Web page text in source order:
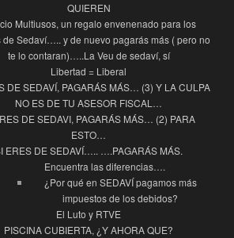
QUIEREN
Multiusos, un regalo envenenado para los
de Sedaví….. y de nuevo pagarás más ( pero no
te lo contaran)…..La Veu de sedaví, sí
Libertad = Liberal
DE SEDAVÍ, PAGARÁS MÁS… (3) Y LA CULPA
NO ES DE TU ASESOR FISCAL…
DE SEDAVI, PAGARÁS MÁS… (2) PARA
ESTO…
ERES DE SEDAVÍ….. ….PAGARÁS MÁS.
Encuentra las diferencias….
¿Por qué en SEDAVÍ pagamos más
impuestos de los debidos?
El Luto y RTVE
PISCINA CUBIERTA, ¿Y AHORA QUE?